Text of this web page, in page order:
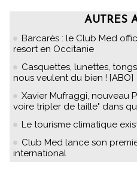
AUTRES
Barcarès : le Club Med
resort en Occitanie
Casquettes, lunettes,
nous veulent du bien ! [ABO]
Xavier Mufraggi, nouveau
voire tripler de taille" dans
Le tourisme climatique
Club Med lance son
international